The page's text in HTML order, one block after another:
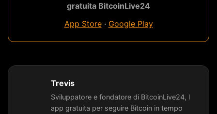
gratuita BitcoinLive24
App Store· Google Play
Trevis
Sviluppatore e fondatore di BitcoinLive24, l
app gratuita per seguire Bitcoin in tempo